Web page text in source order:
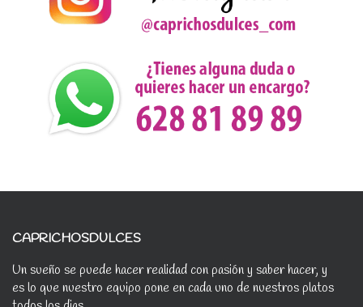
CAPRICHOSDULCES
Un sueño se puede hacer realidad con pasión y saber hacer, y
es lo que nuestro equipo pone en cada uno de nuestros platos